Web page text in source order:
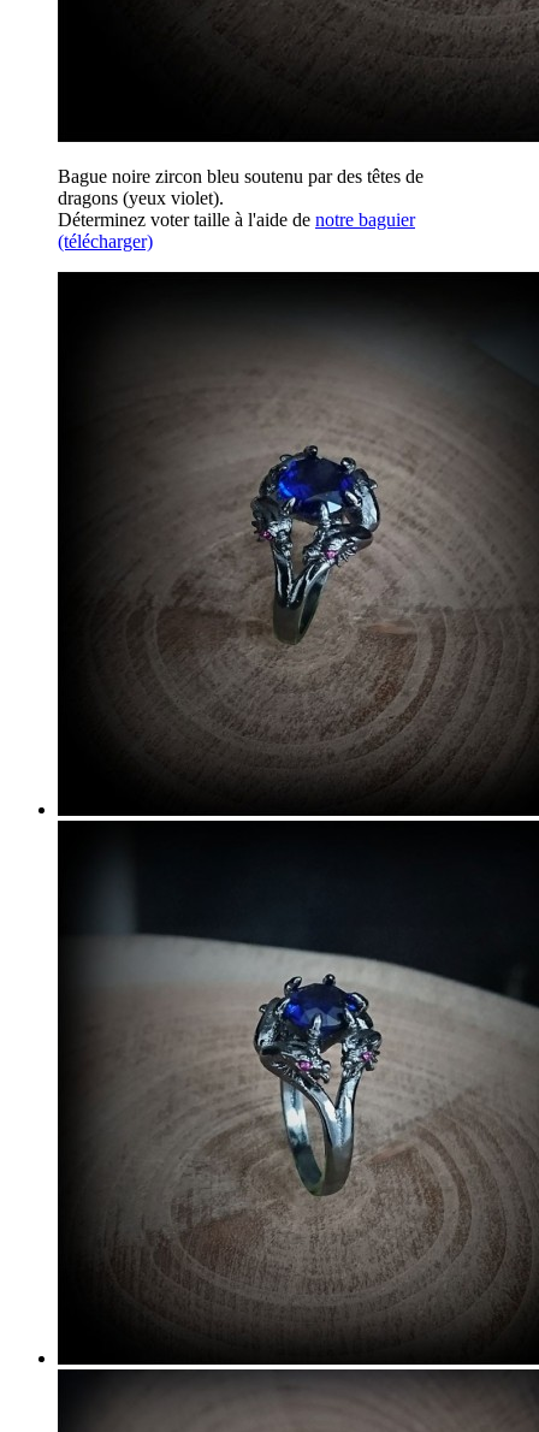
Bague noire zircon bleu soutenu par des têtes de
dragons (yeux violet).
Déterminez voter taille à l'aide de notre baguier
(télécharger)